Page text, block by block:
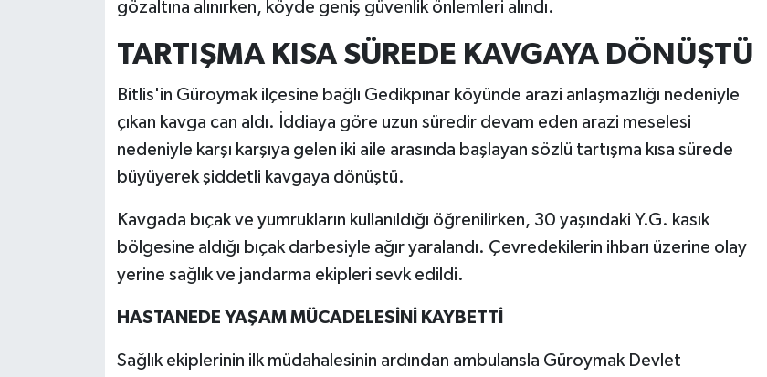
gözaltına alınırken, köyde geniş güvenlik önlemleri alındı.
TARTIŞMA KISA SÜREDE KAVGAYA DÖNÜŞTÜ
Bitlis'in Güroymak ilçesine bağlı Gedikpınar köyünde arazi anlaşmazlığı nedeniyle
çıkan kavga can aldı. İddiaya göre uzun süredir devam eden arazi meselesi
nedeniyle karşı karşıya gelen iki aile arasında başlayan sözlü tartışma kısa sürede
büyüyerek şiddetli kavgaya dönüştü.
Kavgada bıçak ve yumrukların kullanıldığı öğrenilirken, 30 yaşındaki Y.G. kasık
bölgesine aldığı bıçak darbesiyle ağır yaralandı. Çevredekilerin ihbarı üzerine olay
yerine sağlık ve jandarma ekipleri sevk edildi.
HASTANEDE YAŞAM MÜCADELESİNİ KAYBETTİ
Sağlık ekiplerinin ilk müdahalesinin ardından ambulansla Güroymak Devlet